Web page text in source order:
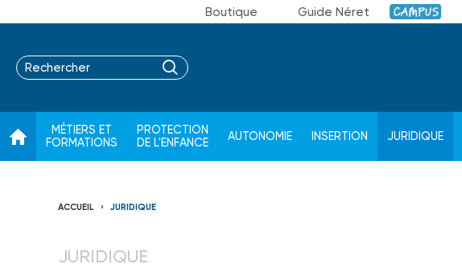
Boutique Guide Néret Campus
MÉTIERS ET
FORMATIONS
PROTECTION
DE L'ENFANCE
AUTONOMIE INSERTION JURIDIQUE
ACCUEIL JURIDIQUE
JURIDIQUE